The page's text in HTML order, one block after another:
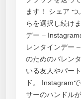
ます！ シェア
らを選択し続け
デー –
レンタインデー
のためのバレン
いる友人やパー
ド。 Instagram
サーのハンドル